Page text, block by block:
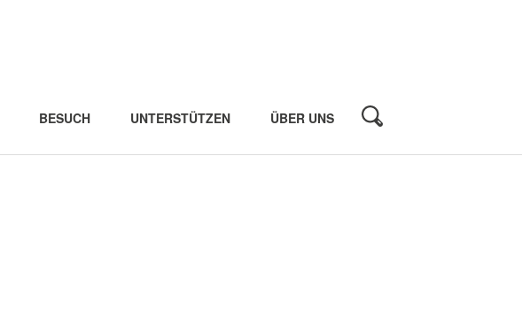
BESUCH UNTERSTÜTZEN ÜBER UNS